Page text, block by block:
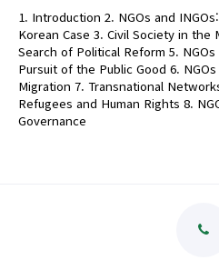
1. Introduction 2. NGOs and
Korean Case 3. Civil Society in the
Search of Political Reform 5.
Pursuit of the Public Good 6.
Migration 7. Transnational
Refugees and Human Rights 8.
Governance